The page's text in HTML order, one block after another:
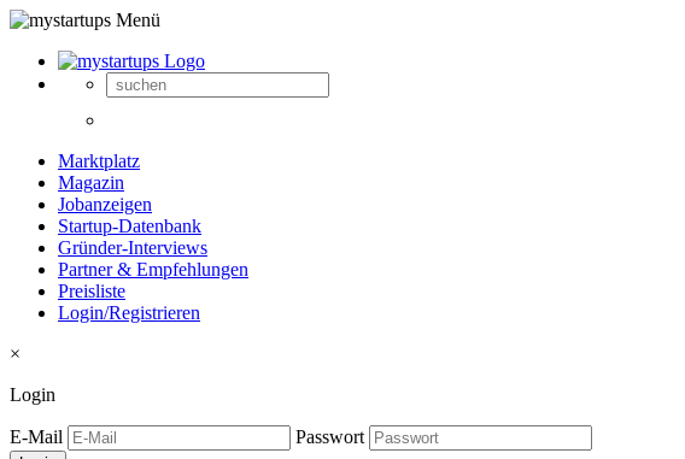
Marktplatz
Magazin
Jobanzeigen
Startup-Datenbank
Gründer-Interviews
Partner & Empfehlungen
Preisliste
Login/Registrieren
×
Login
E-Mail Passwort